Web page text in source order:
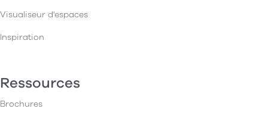
Visualiseur d'espaces
Inspiration
Ressources
Brochures